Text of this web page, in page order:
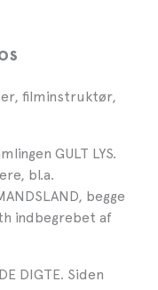
filminstruktør,
GULT LYS.
bl.a.
begge
indbegrebet af
DIGTE. Siden